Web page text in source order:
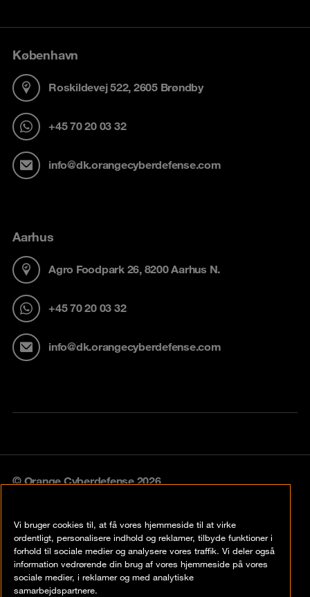
København
Roskildevej 522, 2605 Brøndby
+45 70 20 03 32
info@dk.orangecyberdefense.com
Aarhus
Agro Foodpark 26, 8200 Aarhus N.
+45 70 20 03 32
info@dk.orangecyberdefense.com
© Orange Cyberdefense 2026
Privacy policy
Vulnerability policy
Cookie policy
Vi bruger cookies til, at få vores hjemmeside til at virke
ordentligt, personalisere indhold og reklamer, tilbyde funktioner i
forhold til sociale medier og analysere vores traffik. Vi deler også
information vedrørende din brug af vores hjemmeside på vores
sociale medier, i reklamer og med analytiske
samarbejdspartnere.